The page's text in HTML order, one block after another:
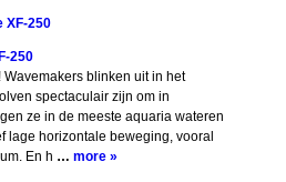
250
blinken uit in het
spectaculair zijn om in
ze in de meeste aquaria wateren
lage horizontale beweging, vooral
En h … more »